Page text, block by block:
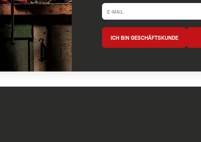
ICH BIN GESCHÄFTSKUNDE